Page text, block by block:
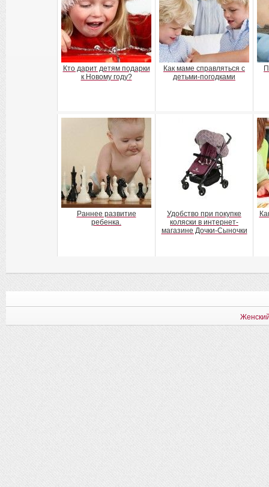
Кто дарит детям подарки
к Новому году?
Как маме справляться с
детьми-погодками
Раннее развитие
ребенка.
Удобство при покупке
коляски в интернет-
магазине Дочки-Сыночки